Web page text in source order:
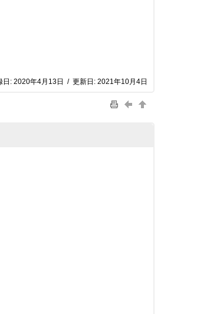
日: 2020年4月13日 / 更新日: 2021年10月4日